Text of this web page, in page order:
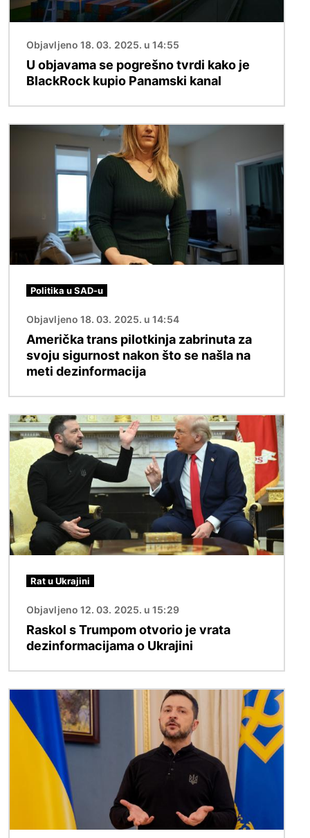
Objavljeno 18. 03. 2025. u 14:55
U objavama se pogrešno tvrdi kako je
BlackRock kupio Panamski kanal
Politika u SAD-u
Objavljeno 18. 03. 2025. u 14:54
Američka trans pilotkinja zabrinuta za
svoju sigurnost nakon što se našla na
meti dezinformacija
Slika
Rat u Ukrajini
Objavljeno 12. 03. 2025. u 15:29
Raskol s Trumpom otvorio je vrata
dezinformacijama o Ukrajini
Slika